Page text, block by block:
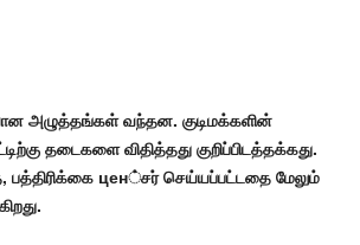
அழுத்தங்கள் வந்தன. குடிமக்களின்
தடைகளை விதித்தது குறிப்பிடத்தக்கது.
பத்திரிக்கை цен்சர் செய்யப்பட்டதை மேலும்